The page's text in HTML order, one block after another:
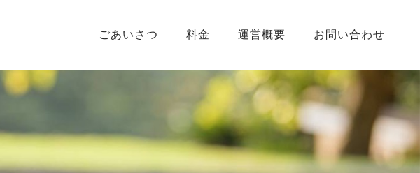
ごあいさつ 料金 運営概要 お問い合わせ